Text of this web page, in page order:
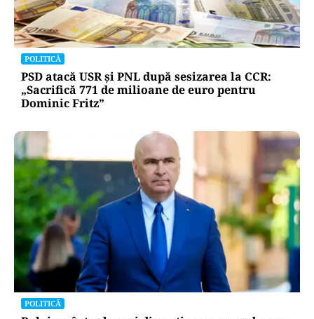
ACTUALITATE
Două azi, două mâine: de ce barjele nu sunt
scufundate toate odată în Dunăre? Explicația
autorităților
POLITICĂ
PSD atacă USR și PNL după sesizarea la CCR:
„Sacrifică 771 de milioane de euro pentru
Dominic Fritz”